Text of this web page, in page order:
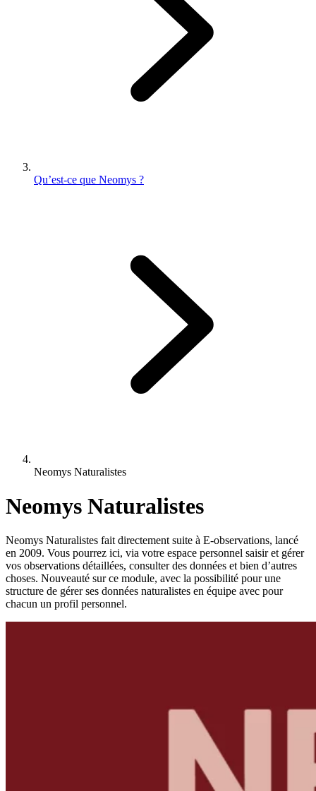
Qu’est-ce que Neomys ?
Neomys Naturalistes
Neomys Naturalistes
Neomys Naturalistes fait directement suite à E-observations, lancé
en 2009. Vous pourrez ici, via votre espace personnel saisir et gérer
vos observations détaillées, consulter des données et bien d’autres
choses. Nouveauté sur ce module, avec la possibilité pour une
structure de gérer ses données naturalistes en équipe avec pour
chacun un profil personnel.